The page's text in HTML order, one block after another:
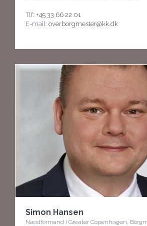
Tlf: +45 33 66 22 01
E-mail: overborgmester@kk.dk
Simon Hansen
Næstformand i Greater Copenhagen,